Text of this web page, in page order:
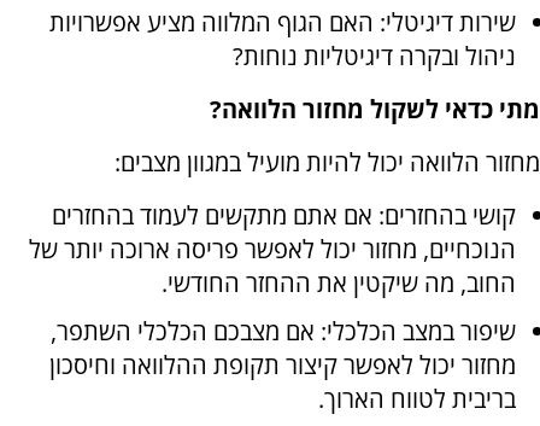
שירות דיגיטלי: האם הגוף המלווה מציע אפשרויות
ניהול ובקרה דיגיטליות נוחות?
מתי כדאי לשקול מחזור הלוואה?
מחזור הלוואה יכול להיות מועיל במגוון מצבים:
קושי בהחזרים: אם אתם מתקשים לעמוד בהחזרים
הנוכחיים, מחזור יכול לאפשר פריסה ארוכה יותר של
החוב, מה שיקטין את ההחזר החודשי.
שיפור במצב הכלכלי: אם מצבכם הכלכלי השתפר,
מחזור יכול לאפשר קיצור תקופת ההלוואה וחיסכון
בריבית לטווח הארוך.